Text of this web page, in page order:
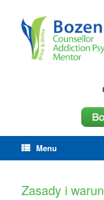
Menu
Zasady i